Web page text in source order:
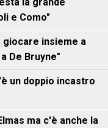
e Como"
giocare insieme a
De Bruyne"
un doppio incastro
ma c'è anche la